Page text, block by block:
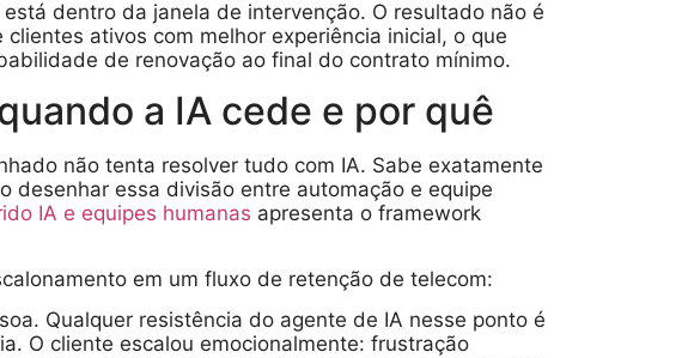
dentro da janela de intervenção. O resultado não é
ativos com melhor experiência inicial, o que
de renovação ao final do contrato mínimo.
a IA cede e por quê
não tenta resolver tudo com IA. Sabe exatamente
desenhar essa divisão entre automação e equipe
IA e equipes humanas apresenta o framework
em um fluxo de retenção de telecom:
Qualquer resistência do agente de IA nesse ponto é
O cliente escalou emocionalmente: frustração